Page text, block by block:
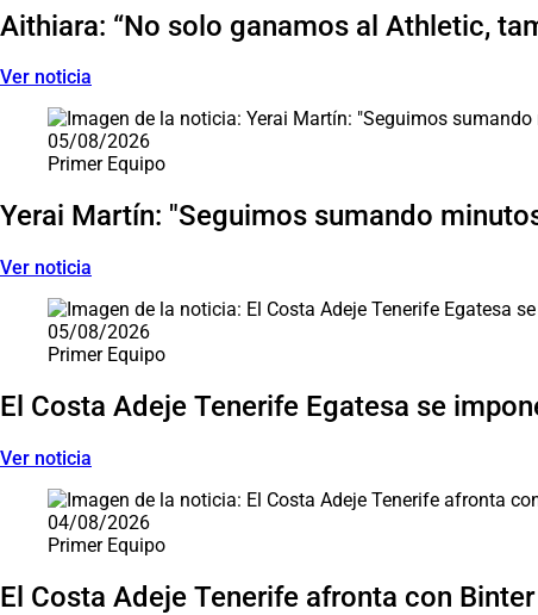
Aithiara: “No solo ganamos al Athletic,
Ver noticia
05/08/2026
Primer Equipo
Yerai Martín: "Seguimos sumando
Ver noticia
05/08/2026
Primer Equipo
El Costa Adeje Tenerife Egatesa se
Ver noticia
04/08/2026
Primer Equipo
El Costa Adeje Tenerife afronta con